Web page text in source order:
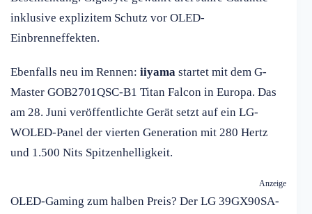
inklusive explizitem Schutz vor OLED-
Einbrenneffekten.
Ebenfalls neu im Rennen: iiyama startet mit dem G-
Master GOB2701QSC-B1 Titan Falcon in Europa. Das
am 28. Juni veröffentlichte Gerät setzt auf ein LG-
WOLED-Panel der vierten Generation mit 280 Hertz
und 1.500 Nits Spitzenhelligkeit.
Anzeige
OLED-Gaming zum halben Preis? Der LG 39GX90SA-